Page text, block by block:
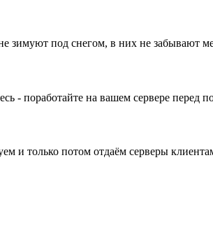
зимуют под снегом, в них не забывают
- поработайте на вашем сервере перед
и только потом отдаём серверы